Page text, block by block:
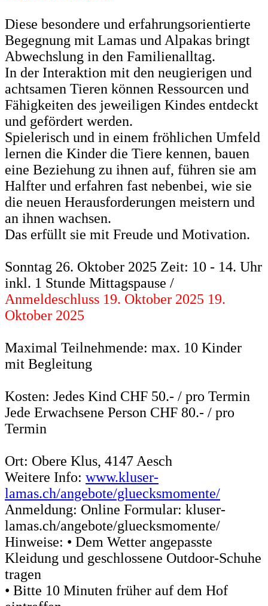
Diese besondere und erfahrungsorientierte
Begegnung mit Lamas und Alpakas bringt
Abwechslung in den Familienalltag.
In der Interaktion mit den neugierigen und
achtsamen Tieren können Ressourcen und
Fähigkeiten des jeweiligen Kindes entdeckt
und gefördert werden.
Spielerisch und in einem fröhlichen Umfeld
lernen die Kinder die Tiere kennen, bauen
eine Beziehung zu ihnen auf, führen sie am
Halfter und erfahren fast nebenbei, wie sie
die neuen Herausforderungen meistern und
an ihnen wachsen.
Das erfüllt sie mit Freude und Motivation.
Sonntag 26. Oktober 2025 Zeit: 10 - 14. Uhr
inkl. 1 Stunde Mittagspause /
Anmeldeschluss 19. Oktober 2025 19.
Oktober 2025
Maximal Teilnehmende: max. 10 Kinder
mit Begleitung
Kosten: Jedes Kind CHF 50.- / pro Termin
Jede Erwachsene Person CHF 80.- / pro
Termin
Ort: Obere Klus, 4147 Aesch
Weitere Info: www.kluser-
lamas.ch/angebote/gluecksmomente/
Anmeldung: Online Formular: kluser-
lamas.ch/angebote/gluecksmomente/
Hinweise: • Dem Wetter angepasste
Kleidung und geschlossene Outdoor-Schuhe
tragen
• Bitte 10 Minuten früher auf dem Hof